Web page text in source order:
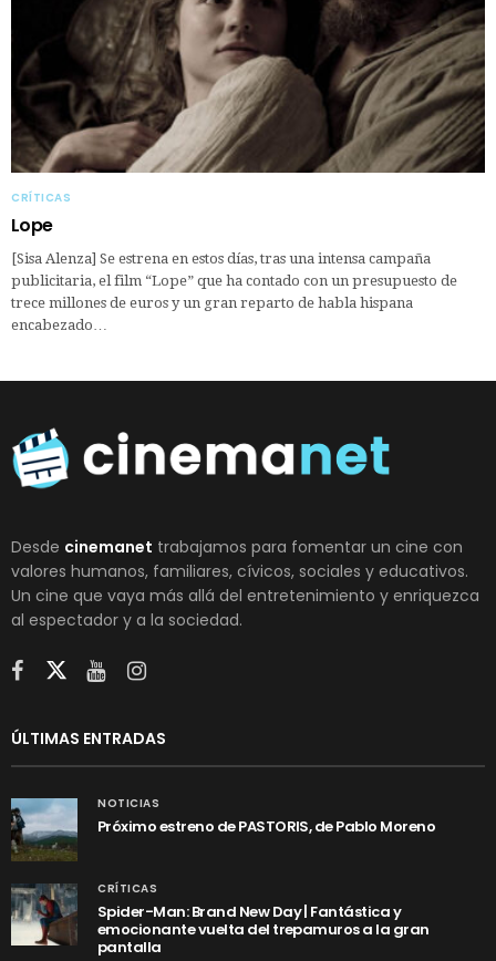
CRÍTICAS
Lope
[Sisa Alenza] Se estrena en estos días, tras una intensa campaña
publicitaria, el film “Lope” que ha contado con un presupuesto de
trece millones de euros y un gran reparto de habla hispana
encabezado…
Desde cinemanet trabajamos para fomentar un cine con
valores humanos, familiares, cívicos, sociales y educativos.
Un cine que vaya más allá del entretenimiento y enriquezca
al espectador y a la sociedad.
ÚLTIMAS ENTRADAS
NOTICIAS
Próximo estreno de PASTORIS, de Pablo Moreno
CRÍTICAS
Spider-Man: Brand New Day | Fantástica y
emocionante vuelta del trepamuros a la gran
pantalla